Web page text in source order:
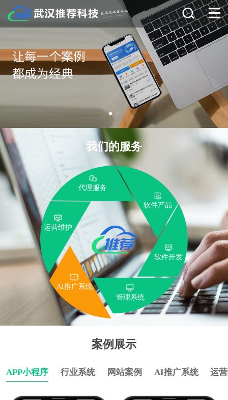
我们的服务
软件产品
软件开发
管理系统
AI推广系统
运营维护
代理服务
案例展示
APP小程序 行业系统 网站案例 AI推广系统 运